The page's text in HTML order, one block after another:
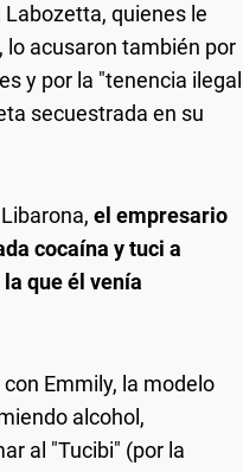
Labozetta, quienes le
lo acusaron también por
y por la "tenencia ilegal
secuestrada en su
el empresario
cocaína y tuci a
que él venía
Emmily, la modelo
alcohol,
al "Tucibi" (por la